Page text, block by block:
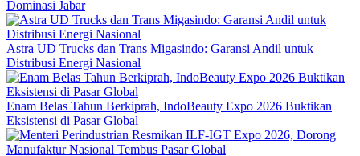
Dominasi Jabar
Astra UD Trucks dan Trans Migasindo: Garansi Andil untuk
Distribusi Energi Nasional
Enam Belas Tahun Berkiprah, IndoBeauty Expo 2026 Buktikan
Eksistensi di Pasar Global